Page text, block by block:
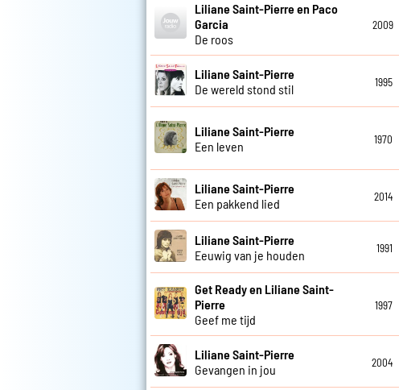
Liliane Saint-Pierre en Paco
Garcia
De roos
2009
Liliane Saint-Pierre
De wereld stond stil
1995
Liliane Saint-Pierre
Een leven
1970
Liliane Saint-Pierre
Een pakkend lied
2014
Liliane Saint-Pierre
Eeuwig van je houden
1991
Get Ready en Liliane Saint-
Pierre
Geef me tijd
1997
Liliane Saint-Pierre
Gevangen in jou
2004